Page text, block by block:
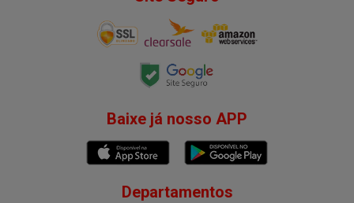
Baixe já nosso APP
Departamentos